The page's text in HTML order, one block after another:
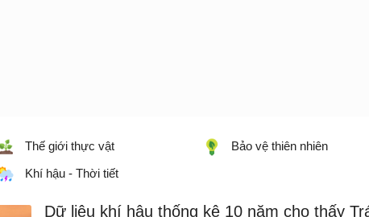
Thế giới thực vật
Khí hậu - Thời tiết
Bảo vệ thiên nhiên
Dữ liệu khí hậu thống kê 10 năm cho thấy